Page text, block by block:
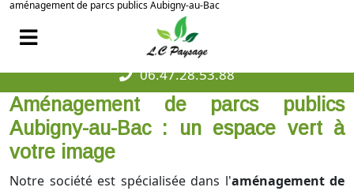
aménagement de parcs publics Aubigny-au-Bac
06.47.28.53.88
Aménagement de parcs publics
Aubigny-au-Bac : un espace vert à
votre image
Notre société est spécialisée dans l'aménagement de